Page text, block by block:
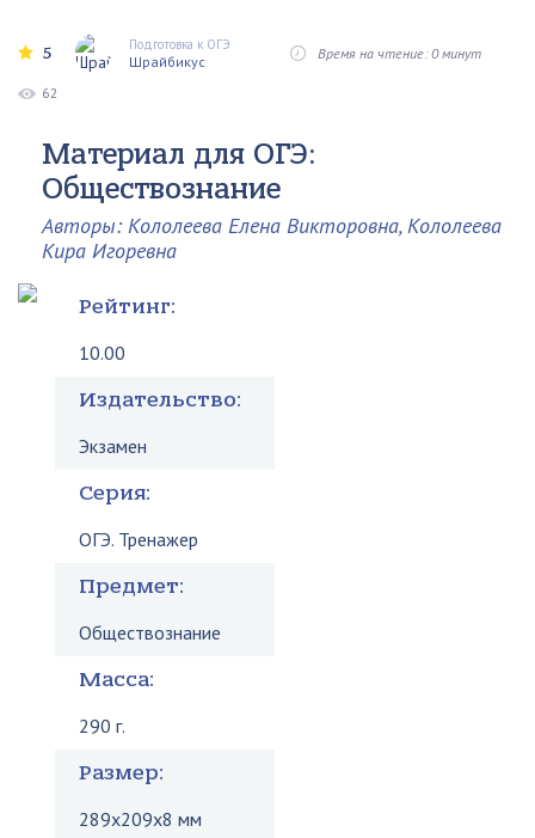
5 Подготовка к ОГЭ
Шрайбикус Время на чтение: 0 минут
62
Материал для ОГЭ:
Обществознание
Авторы: Кололеева Елена Викторовна, Кололеева
Кира Игоревна
Рейтинг:
10.00
Издательство:
Экзамен
Серия:
ОГЭ. Тренажер
Предмет:
Обществознание
Масса:
290 г.
Размер:
289x209x8 мм